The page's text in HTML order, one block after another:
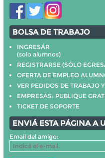
BOLSA DE TRABAJO
INGRESÁR
(solo alumnos)
REGISTRARSE (SÓLO
OFERTA DE EMPLEO
VER PEDIDOS DE TRABAJO
EMPRESAS: PUBLIQUE
TICKET DE SOPORTE
ENVIÁ ESTA PÁGINA A
Email del amigo: